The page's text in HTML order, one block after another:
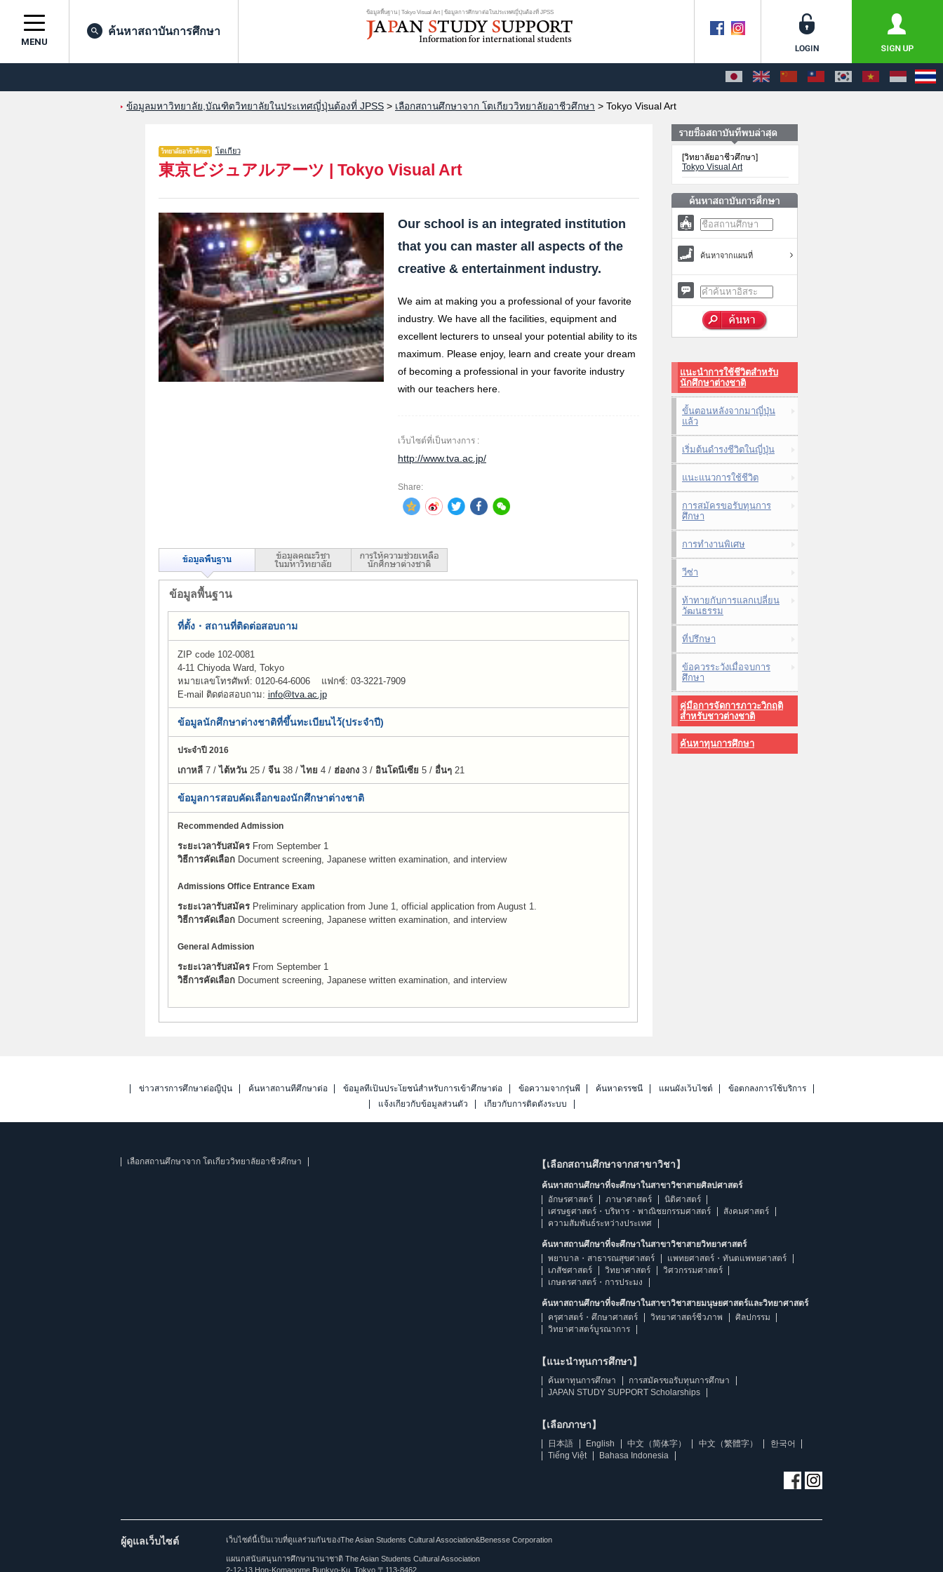
ข้อมูลพื้นฐาน | Tokyo Visual Art | ข้อมูลการศึกษาต่อในประเทศญี่ปุ่นต้องที่ JPSS
MENU
ค้นหาสถาบันการศึกษา
ข้อมูลมหาวิทยาลัย,บัณฑิตวิทยาลัยในประเทศญี่ปุ่นต้องที่ JPSS > เลือกสถานศึกษาจาก โตเกียววิทยาลัยอาชีวศึกษา > Tokyo Visual Art
โตเกียว
東京ビジュアルアーツ | Tokyo Visual Art
Our school is an integrated institution
that you can master all aspects of the
creative & entertainment industry.
We aim at making you a professional of your favorite
industry. We have all the facilities, equipment and
excellent lecturers to unseal your potential ability to its
maximum. Please enjoy, learn and create your dream
of becoming a professional in your favorite industry
with our teachers here.
เว็บไซต์ที่เป็นทางการ :
http://www.tva.ac.jp/
Share:
ข้อมูลพื้นฐาน
ที่ตั้ง・สถานที่ติดต่อสอบถาม
ZIP code 102-0081
4-11 Chiyoda Ward, Tokyo
หมายเลขโทรศัพท์: 0120-64-6006แฟกซ์: 03-3221-7909
E-mail ติดต่อสอบถาม: info@tva.ac.jp
ข้อมูลนักศึกษาต่างชาติที่ขึ้นทะเบียนไว้(ประจำปี)
ประจำปี 2016
เกาหลี7 /ไต้หวัน25 / จีน38 /ไทย 4 / ฮ่องกง3 / อินโดนีเซีย 5 / อื่นๆ21
ข้อมูลการสอบคัดเลือกของนักศึกษาต่างชาติ
Recommended Admission
ระยะเวลารับสมัครFrom September 1
วิธีการคัดเลือกDocument screening, Japanese written examination, and interview
Admissions Office Entrance Exam
ระยะเวลารับสมัครPreliminary application from June 1, official application from August 1.
วิธีการคัดเลือกDocument screening, Japanese written examination, and interview
General Admission
ระยะเวลารับสมัครFrom September 1
วิธีการคัดเลือกDocument screening, Japanese written examination, and interview
[วิทยาลัยอาชีวศึกษา]
Tokyo Visual Art
ค้นหาจากแผนที่
แนะนำการใช้ชีวิตสำหรับ
นักศึกษาต่างชาติ
ขั้นตอนหลังจากมาญี่ปุ่น
แล้ว
เริ่มต้นดำรงชีวิตในญี่ปุ่น
แนะแนวการใช้ชีวิต
การสมัครขอรับทุนการ
ศึกษา
การทำงานพิเศษ
วีซ่า
ท้าทายกับการแลกเปลี่ยน
วัฒนธรรม
ที่ปรึกษา
ข้อควรระวังเมื่อจบการ
ศึกษา
คู่มือการจัดการภาวะวิกฤติ
สำหรับชาวต่างชาติ
ค้นหาทุนการศึกษา
ข่าวสารการศึกษาต่อญี่ปุ่น ค้นหาสถานที่ศึกษาต่อ ข้อมูลที่เป็นประโยชน์สำหรับการเข้าศึกษาต่อ ข้อความจากรุ่นพี่ ค้นหาดรรชนี แผนผังเว็บไซต์
ข้อตกลงการใช้บริการ
แจ้งเกี่ยวกับข้อมูลส่วนตัว
เกี่ยวกับการติดตั้งระบบ
เลือกสถานศึกษาจาก โตเกียววิทยาลัยอาชีวศึกษา 【เลือกสถานศึกษาจากสาขาวิชา】
ค้นหาสถานศึกษาที่จะศึกษาในสาขาวิชาสายศิลปศาสตร์
อักษรศาสตร์
ภาษาศาสตร์
นิติศาสตร์
เศรษฐศาสตร์・บริหาร・พาณิชยกรรมศาสตร์
สังคมศาสตร์
ความสัมพันธ์ระหว่างประเทศ
ค้นหาสถานศึกษาที่จะศึกษาในสาขาวิชาสายวิทยาศาสตร์
พยาบาล・สาธารณสุขศาสตร์
แพทยศาสตร์・ทันตแพทยศาสตร์
เภสัชศาสตร์
วิทยาศาสตร์
วิศวกรรมศาสตร์
เกษตรศาสตร์・การประมง
ค้นหาสถานศึกษาที่จะศึกษาในสาขาวิชาสายมนุษยศาสตร์และวิทยาศาสตร์
ครุศาสตร์・ศึกษาศาสตร์
วิทยาศาสตร์ชีวภาพ
ศิลปกรรม
วิทยาศาสตร์บูรณาการ
【แนะนำทุนการศึกษา】
ค้นหาทุนการศึกษา
การสมัครขอรับทุนการศึกษา
JAPAN STUDY SUPPORT Scholarships
【เลือกภาษา】
日本語 English 中文（简体字） 中文（繁體字）
한국어
Tiếng Việt
Bahasa Indonesia
ผู้ดูแลเว็บไซต์ เว็บไซต์นี้เป็นเวบที่ดูแลร่วมกันของThe Asian Students Cultural Association&Benesse Corporation
แผนกสนับสนุนการศึกษานานาชาติ The Asian Students Cultural Association
2-12-13 Hon-Komagome,Bunkyo-Ku, Tokyo 〒113-8462